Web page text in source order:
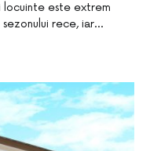
locuinte este extrem
rece, iar…